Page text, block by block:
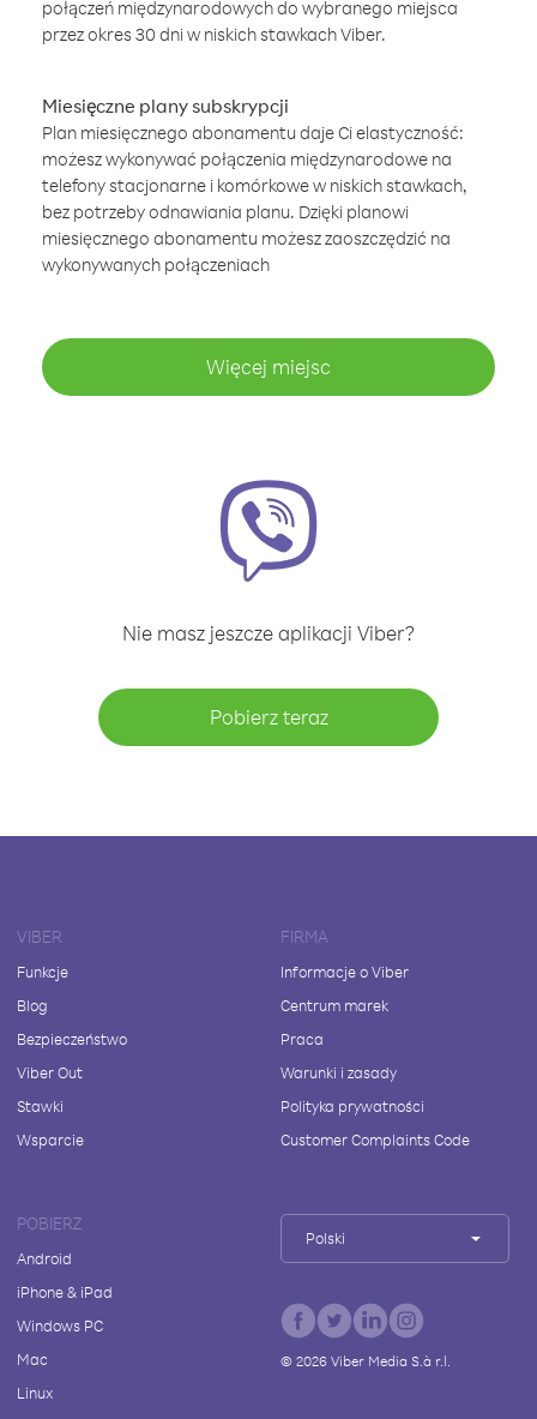
połączeń międzynarodowych do wybranego miejsca
przez okres 30 dni w niskich stawkach Viber.
Miesięczne plany subskrypcji
Plan miesięcznego abonamentu daje Ci elastyczność:
możesz wykonywać połączenia międzynarodowe na
telefony stacjonarne i komórkowe w niskich stawkach,
bez potrzeby odnawiania planu. Dzięki planowi
miesięcznego abonamentu możesz zaoszczędzić na
wykonywanych połączeniach
Więcej miejsc
Nie masz jeszcze aplikacji Viber?
Pobierz teraz
VIBER
Funkcje
Blog
Bezpieczeństwo
Viber Out
Stawki
Wsparcie
FIRMA
Informacje o Viber
Centrum marek
Praca
Warunki i zasady
Polityka prywatności
Customer Complaints Code
POBIERZ
Android
iPhone & iPad
Windows PC
Mac
Linux
Polski
© 2026Viber Media S.à r.l.